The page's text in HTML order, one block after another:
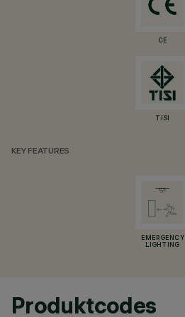
CE
TISI
KEY FEATURES
EMERGENCY
LIGHTING
Produktcodes